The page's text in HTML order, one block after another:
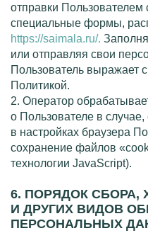
отправки Пользователем
специальные формы,
https://saimala.ru/.
или отправляя свои
Пользователь выражает
Политикой.
2. Оператор
о Пользователе в
в настройках браузера
сохранение файлов
технологии JavaScript).
6. ПОРЯДОК СБОРА,
И ДРУГИХ ВИДОВ
ПЕРСОНАЛЬНЫХ